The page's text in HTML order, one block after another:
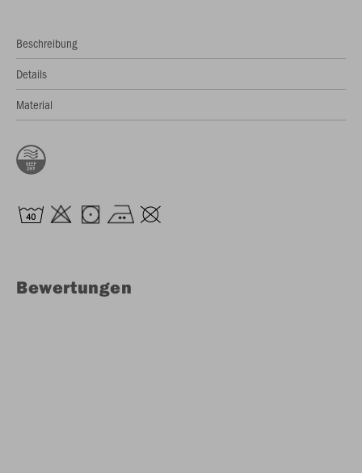
Beschreibung
Details
Material
Bewertungen